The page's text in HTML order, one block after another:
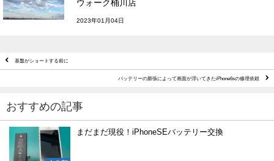
ウォーク桶川店
2023年01月04日
基盤がショートする前に
バッテリーの膨張によって画面が浮いてきたiPhone6sの修理依頼
おすすめの記事
まだまだ現役！iPhoneSEバッテリー交換